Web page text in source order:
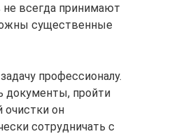
не всегда принимают
существенные
профессионалу.
документы, пройти
очистки он
сотрудничать с